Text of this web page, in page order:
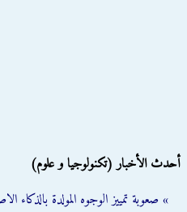
أحدث الأخبار (تكنولوجيا و علوم)
» صعوبة تمييز الوجوه المولدة بالذكاء